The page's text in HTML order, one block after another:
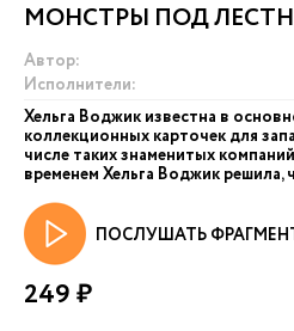
МОНСТРЫ ПОД
Автор:
Исполнители:
Хельга Воджик известна в
коллекционных карточек для
числе таких знаменитых
временем Хельга Воджик решила,
ПОСЛУШАТЬ
249 ₽